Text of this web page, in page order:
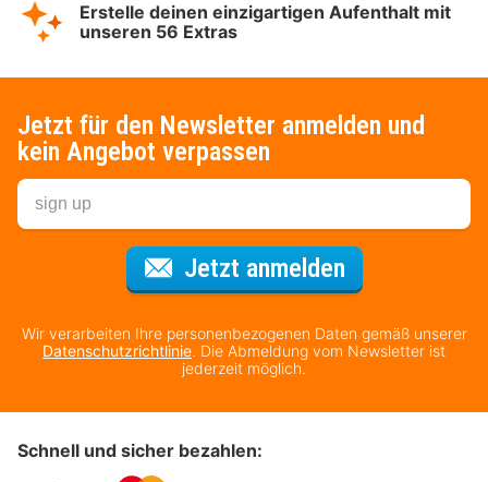
Erstelle deinen einzigartigen Aufenthalt mit
unseren 56 Extras
Jetzt für den Newsletter anmelden und
kein Angebot verpassen
Jetzt anmeldenFür den
Wir verarbeiten Ihre personenbezogenen Daten gemäß unserer
Datenschutzrichtlinie. Die Abmeldung vom Newsletter ist
jederzeit möglich.
Schnell und sicher bezahlen: